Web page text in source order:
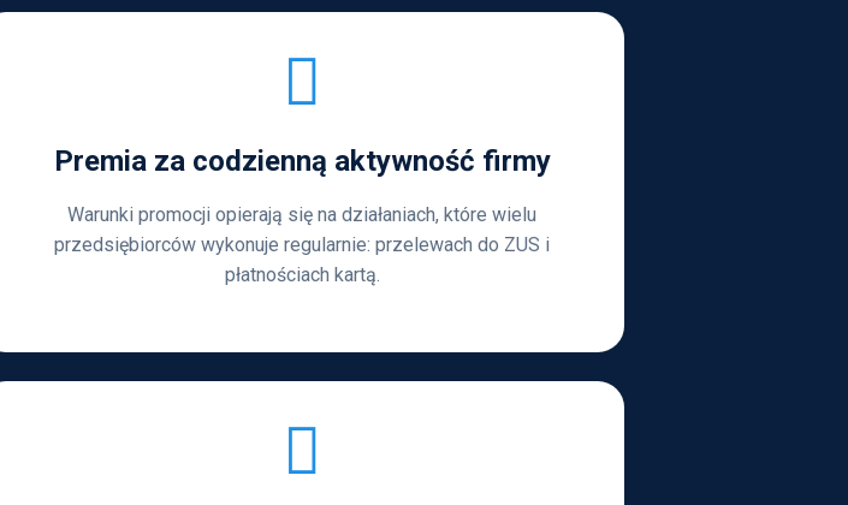
Premia za codzienną aktywność firmy
Warunki promocji opierają się na działaniach, które wielu
przedsiębiorców wykonuje regularnie: przelewach do ZUS i
płatnościach kartą.